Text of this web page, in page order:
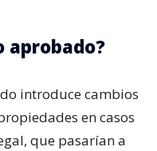
aprobado?
introduce cambios
en casos
que pasarían a